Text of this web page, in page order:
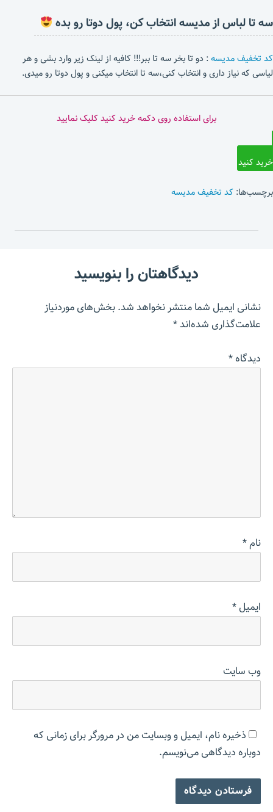
سه تا لباس از مدیسه انتخاب کن، پول دوتا رو بده
کد تخفیف مدیسه: دو تا بخر سه تا ببر!!! کافیه از لینک زیر وارد بشی و هر
لیاسی که نیاز داری و انتخاب کنی،سه تا انتخاب میکنی و پول دوتا رو میدی.
برای استفاده روی دکمه خرید کنید کلیک نمایید
خرید کنید
برچسب‌ها: کد تخفیف مدیسه
دیدگاهتان را بنویسید
نشانی ایمیل شما منتشر نخواهد شد.بخش‌های موردنیاز
علامت‌گذاری شده‌اند*
دیدگاه*
نام*
ایمیل*
وب‌ سایت
ذخیره نام، ایمیل و وبسایت من در مرورگر برای زمانی که
دوباره دیدگاهی می‌نویسم.